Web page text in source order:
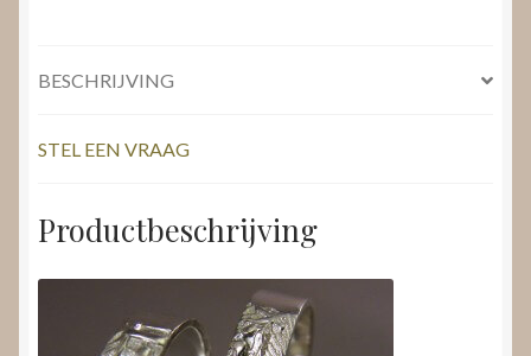
BESCHRIJVING
STEL EEN VRAAG
Productbeschrijving